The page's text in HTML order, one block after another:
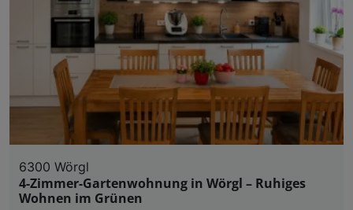
6300 Wörgl
4-Zimmer-Gartenwohnung in Wörgl – Ruhiges
Wohnen im Grünen